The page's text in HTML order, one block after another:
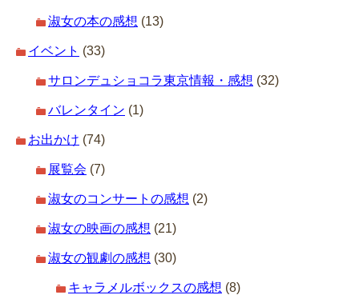
淑女の本の感想 (13)
イベント (33)
サロンデュショコラ東京情報・感想 (32)
バレンタイン (1)
お出かけ (74)
展覧会 (7)
淑女のコンサートの感想 (2)
淑女の映画の感想 (21)
淑女の観劇の感想 (30)
キャラメルボックスの感想 (8)